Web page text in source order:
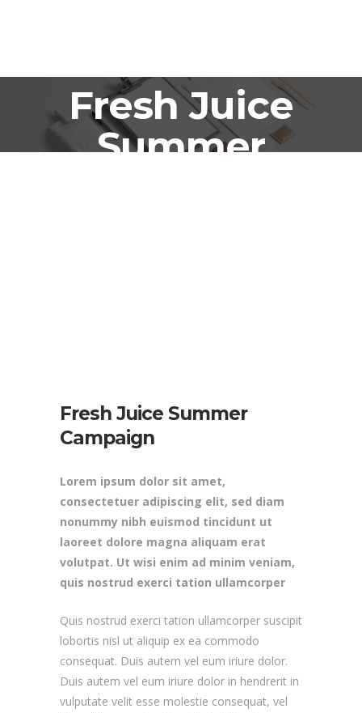
Fresh Juice
Summer
Fresh Juice Summer
Campaign
Lorem ipsum dolor sit amet,
consectetuer adipiscing elit, sed diam
nonummy nibh euismod tincidunt ut
laoreet dolore magna aliquam erat
volutpat. Ut wisi enim ad minim veniam,
quis nostrud exerci tation ullamcorper
Quis nostrud exerci tation ullamcorper suscipit
lobortis nisl ut aliquip ex ea commodo
consequat. Duis autem vel eum iriure dolor.
Duis autem vel eum iriure dolor in hendrerit in
vulputate velit esse molestie consequat, vel